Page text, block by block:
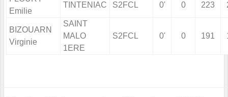
Emilie
TINTENIAC S2FCL 0' 0 223
BIZOUARN
Virginie
SAINT
MALO
1ERE
S2FCL 0' 0 191